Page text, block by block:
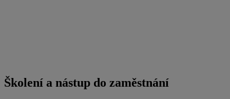
Školení a nástup do zaměstnání